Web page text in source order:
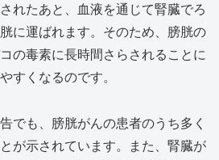
れたあと、血液を通じて腎臓でろ
に運ばれます。そのため、膀胱の
の毒素に長時間さらされることに
すくなるのです。
でも、膀胱がんの患者のうち多く
が示されています。また、腎臓が